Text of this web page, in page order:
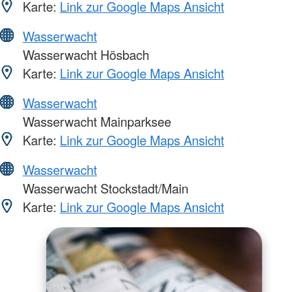
Karte: Link zur Google Maps Ansicht
Wasserwacht
Wasserwacht Hösbach
Karte: Link zur Google Maps Ansicht
Wasserwacht
Wasserwacht Mainparksee
Karte: Link zur Google Maps Ansicht
Wasserwacht
Wasserwacht Stockstadt/Main
Karte: Link zur Google Maps Ansicht